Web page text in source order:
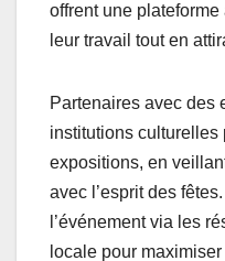
offrent une
leur travail tout en
Partenaires avec des
institutions culturelles
expositions, en
avec l’esprit des
l’événement via les
locale pour